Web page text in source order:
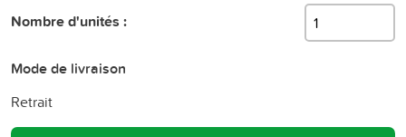
Nombre d'unités :
Mode de livraison
Retrait